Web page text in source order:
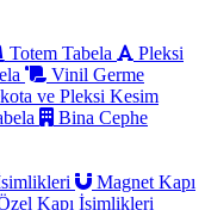
Totem Tabela
Pleksi
Vinil Germe
ve Pleksi Kesim
Bina Cephe
Magnet Kapı
Kapı İsimlikleri